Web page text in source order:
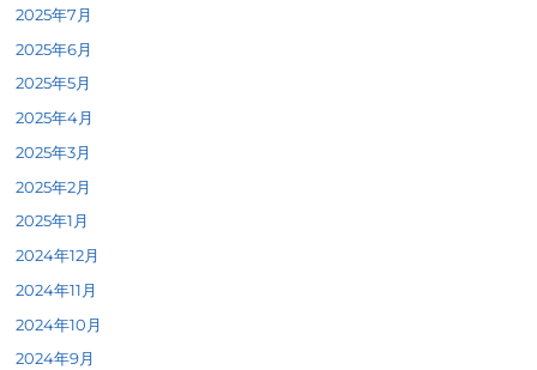
2025年7月
2025年6月
2025年5月
2025年4月
2025年3月
2025年2月
2025年1月
2024年12月
2024年11月
2024年10月
2024年9月